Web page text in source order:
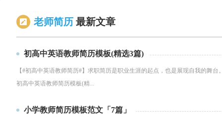
老师简历 最新文章
初高中英语教师简历模板(精选3篇)
【#初高中英语教师简历#】求职简历是职业生涯的起点，也是展现自我的舞
初高中英语教师简历模板(精...
小学教师简历模板范文「7篇」